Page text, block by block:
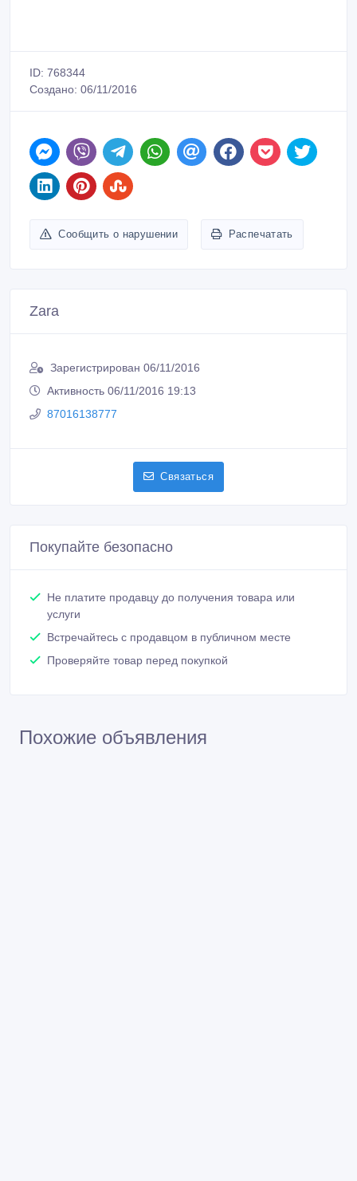
ID: 768344
Создано: 06/11/2016
Сообщить о нарушении Распечатать
Zara
Зарегистрирован 06/11/2016
Активность 06/11/2016 19:13
87016138777
Связаться
Покупайте безопасно
Не платите продавцу до получения товара или
услуги
Встречайтесь с продавцом в публичном месте
Проверяйте товар перед покупкой
Похожие объявления